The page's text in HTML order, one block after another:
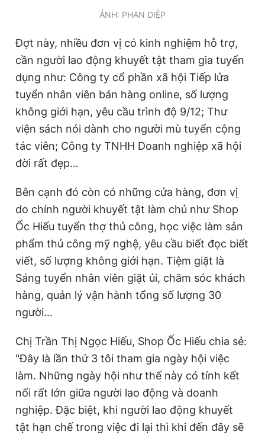
ẢNH: PHAN DIỆP
Đợt này, nhiều đơn vị có kinh nghiệm hỗ trợ,
cần người lao động khuyết tật tham gia tuyển
dụng như: Công ty cổ phần xã hội Tiếp lửa
tuyển nhân viên bán hàng online, số lượng
không giới hạn, yêu cầu trình độ 9/12; Thư
viện sách nói dành cho người mù tuyển cộng
tác viên; Công ty TNHH Doanh nghiệp xã hội
đời rất đẹp…
Bên cạnh đó còn có những cửa hàng, đơn vị
do chính người khuyết tật làm chủ như Shop
Ốc Hiếu tuyển thợ thủ công, học việc làm sản
phẩm thủ công mỹ nghệ, yêu cầu biết đọc biết
viết, số lượng không giới hạn. Tiệm giặt là
Sáng tuyển nhân viên giặt ủi, chăm sóc khách
hàng, quản lý vận hành tổng số lượng 30
người…
Chị Trần Thị Ngọc Hiếu, Shop Ốc Hiếu chia sẻ:
"Đây là lần thứ 3 tôi tham gia ngày hội việc
làm. Những ngày hội như thế này có tính kết
nối rất lớn giữa người lao động và doanh
nghiệp. Đặc biệt, khi người lao động khuyết
tật hạn chế trong việc đi lại thì khi đến đây sẽ